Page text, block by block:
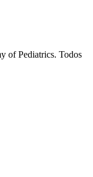
of Pediatrics. Todos